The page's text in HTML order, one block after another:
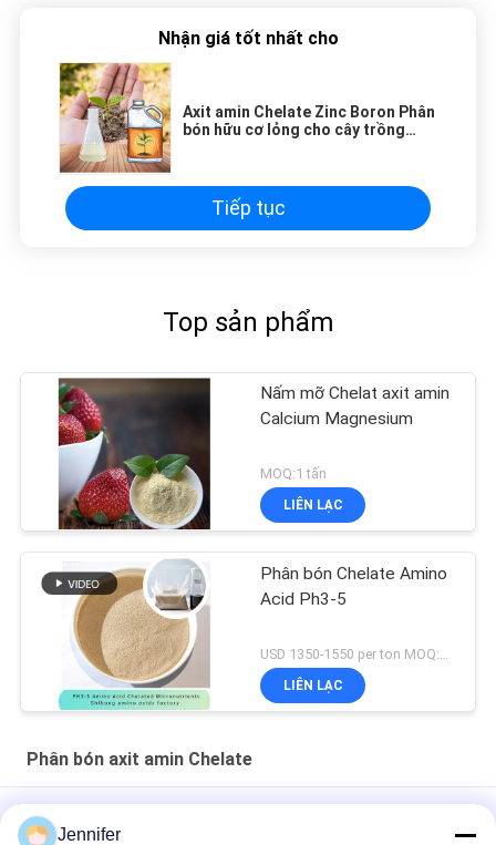
Nhận giá tốt nhất cho
Axit amin Chelate Zinc Boron Phân
bón hữu cơ lỏng cho cây trồng
Tiếp tục
Top sản phẩm
Nấm mỡ Chelat axit amin
Calcium Magnesium
MOQ:1 tấn
LIÊN LẠC
Phân bón Chelate Amino
Acid Ph3-5
USD 1350-1550 per ton MOQ:1 tấn
LIÊN LẠC
Phân bón axit amin Chelate
Axit amin peptide Chelate Canxi 15% bột hòa tan trong nước
Jennifer